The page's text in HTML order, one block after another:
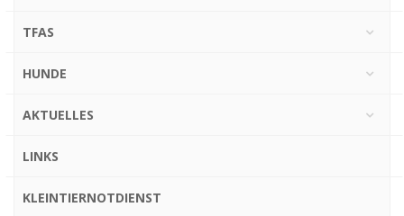
TFAS
HUNDE
AKTUELLES
LINKS
KLEINTIERNOTDIENST